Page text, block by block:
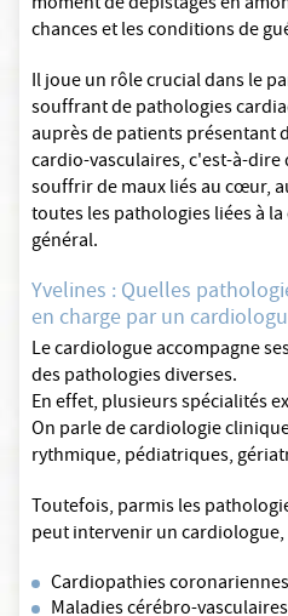
chances et les conditions de
Il joue un rôle crucial dans le
souffrant de pathologies
auprès de patients présentant
cardio-vasculaires, c'est-à-
souffrir de maux liés au cœur,
toutes les pathologies liées à
général.
Yvelines : Quelles
en charge par un
Le cardiologue accompagne
des pathologies diverses.
En effet, plusieurs spécialités
On parle de cardiologie
rythmique, pédiatriques,
Toutefois, parmis les
peut intervenir un
Cardiopathies coronariennes
Maladies cérébro-vasculaires